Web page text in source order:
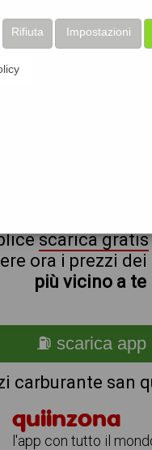
repsol
scarica gratis
ora i prezzi
più vicino a te
⛽ scarica app
carburante san
quiinzona
l'app con tutto il
Impostazioni
Rifiuta